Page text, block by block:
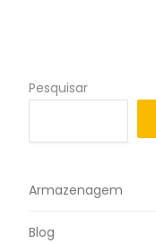
Pesquisar
Armazenagem
Blog